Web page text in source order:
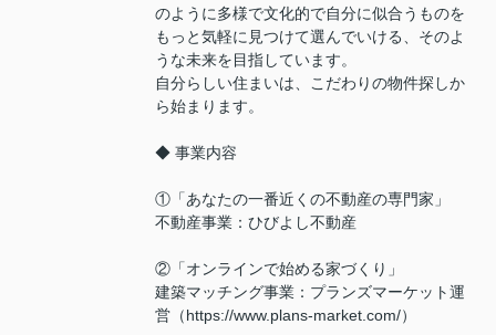
のように多様で文化的で自分に似合うものを
もっと気軽に見つけて選んでいける、そのよ
うな未来を目指しています。
自分らしい住まいは、こだわりの物件探しか
ら始まります。
◆ 事業内容
①「あなたの一番近くの不動産の専門家」
不動産事業：ひびよし不動産
②「オンラインで始める家づくり」
建築マッチング事業：プランズマーケット運
営（https://www.plans-market.com/）